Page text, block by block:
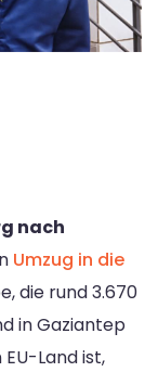
nach
Umzug in die
die rund 3.670
in Gaziantep
EU-Land ist,